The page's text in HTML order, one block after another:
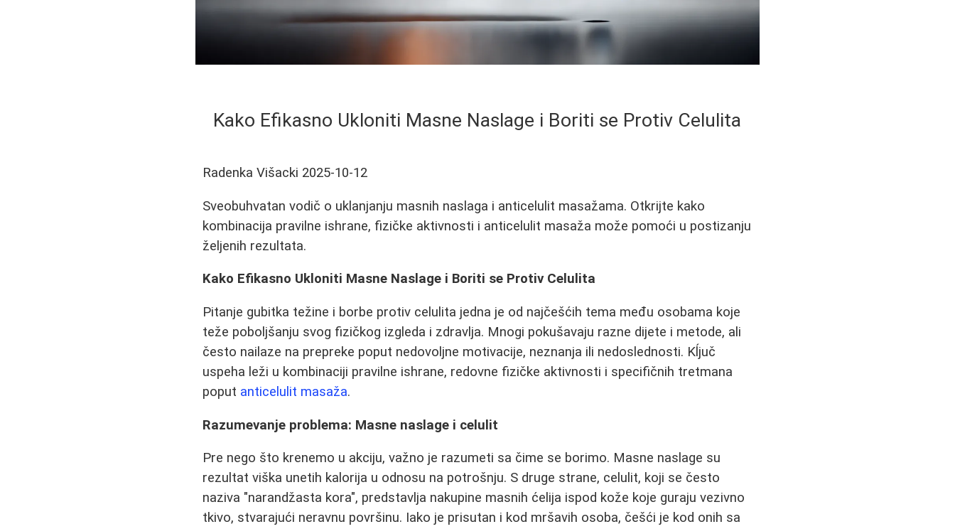
Kako Efikasno Ukloniti Masne Naslage i Boriti se Protiv Celulita
Radenka Višacki 2025-10-12
Sveobuhvatan vodič o uklanjanju masnih naslaga i anticelulit masažama. Otkrijte kako
kombinacija pravilne ishrane, fizičke aktivnosti i anticelulit masaža može pomoći u postizanju
željenih rezultata.
Kako Efikasno Ukloniti Masne Naslage i Boriti se Protiv Celulita
Pitanje gubitka težine i borbe protiv celulita jedna je od najčešćih tema među osobama koje
teže poboljšanju svog fizičkog izgleda i zdravlja. Mnogi pokušavaju razne dijete i metode, ali
često nailaze na prepreke poput nedovoljne motivacije, neznanja ili nedoslednosti. Kĺjuč
uspeha leži u kombinaciji pravilne ishrane, redovne fizičke aktivnosti i specifičnih tretmana
poput anticelulit masaža.
Razumevanje problema: Masne naslage i celulit
Pre nego što krenemo u akciju, važno je razumeti sa čime se borimo. Masne naslage su
rezultat viška unetih kalorija u odnosu na potrošnju. S druge strane, celulit, koji se često
naziva "narandžasta kora", predstavlja nakupine masnih ćelija ispod kože koje guraju vezivno
tkivo, stvarajući neravnu površinu. Iako je prisutan i kod mršavih osoba, češći je kod onih sa